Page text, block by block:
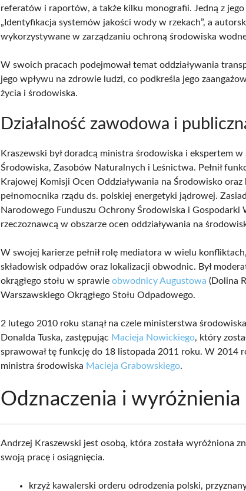
referatów i raportów, a także kilku monografii. Jedną z
„Identyfikacja systemów jakości wody w rzekach”, a
wykorzystywane w zarządzaniu ochroną środowiska
W swoich pracach podejmował temat oddziaływania
jego wpływu na zdrowie ludzi, co podkreśla jego
życia i środowiska.
Działalność zawodowa i
Kraszewski był doradcą ministra środowiska i ekspertem
Środowiska, Zasobów Naturalnych i Leśnictwa. Pełnił
Krajowej Komisji Ocen Oddziaływania na Środowisko oraz
pełnomocnika rządu ds. polskiej energetyki jądrowej.
Narodowego Funduszu Ochrony Środowiska i Gospodarki
rzeczoznawcą w obszarze ocen oddziaływania na
W swojej karierze pełnił rolę mediatora w wielu
składowisk odpadów oraz lokalizacji obwodnic. Był
okrągłego stołu w sprawieobwodnicy Augustowa (Dolina
Warszawskiego Okrągłego Stołu Odpadowego.
2 lutego 2010 roku stanął na czele ministerstwa
Donalda Tuska, zastępując Macieja Nowickiego, który
sprawował tę funkcję do 18 listopada 2011 roku. W 2014
ministra środowiska Macieja Grabowskiego.
Odznaczenia i wyróżnienia
Andrzej Kraszewski jest osobą, która została wyróżniona
swoją pracę i osiągnięcia.
krzyż kawalerski orderu odrodzenia polski,